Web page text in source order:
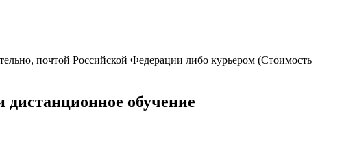
почтой Российской Федерации либо курьером (Стоимость
обучение